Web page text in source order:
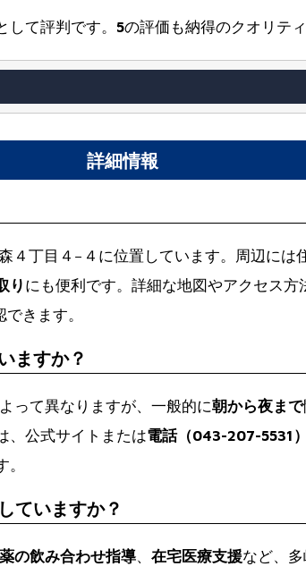
して評判です。 5の評価も納得のクオリテ
詳細情報
丁目４−４に位置しています。周辺には
り にも便利です。詳細な地図やアクセス方
できます。
ますか？
って異なりますが、一般的に朝から夜まで
、公式サイトまたは電話（043-207-5531）
ていますか？
薬の飲み合わせ指導、 在宅医療支援など、